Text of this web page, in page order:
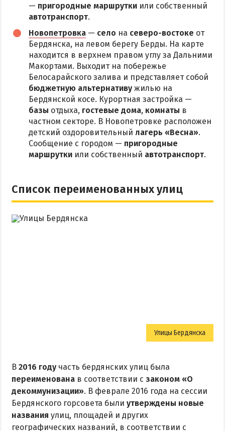
— пригородные маршрутки или собственный
автотранспорт.
Новопетровка — село на северо-востоке от
Бердянска, на левом берегу Берды. На карте
находится в верхнем правом углу за Дальними
Макортами. Выходит на побережье
Белосарайского залива и представляет собой
бюджетную альтернативу жилью на
Бердянской косе. Курортная застройка —
базы отдыха, гостевые дома, комнаты в
частном секторе. В Новопетровке расположен
детский оздоровительный лагерь «Весна».
Сообщение с городом — пригородные
маршрутки или собственный автотранспорт.
Список переименованных улиц
Улицы Бердянска
В 2016 году часть бердянских улиц была
переименована в соответствии с законом «О
декоммунизации». В феврале 2016 года на сессии
Бердянского горсовета были утверждены новые
названия улиц, площадей и других
географических названий, в соответствии с